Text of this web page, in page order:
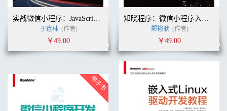
工作表的操作 62
引用另一张表格 62
隐藏数据 64
冻结部分工作表 64
使用评论与注释 66
评论 66
使用格式刷 69
使用筛选 74
“数据验证”对话框 79
实战微信小程序：JavaScript、WXML与Flexbox综合开发
于连林 (作者)
￥49.00
知晓程序：微信小程序入门指南
郑裕耿 (作者)
￥49.00